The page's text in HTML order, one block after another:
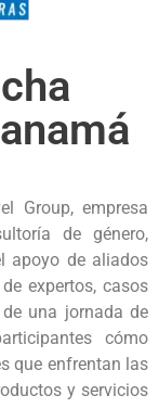
Group, empresa
de género,
apoyo de aliados
expertos, casos
una jornada de
cómo
que enfrentan las
y servicios